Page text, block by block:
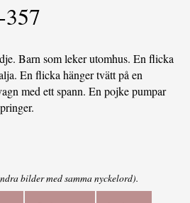
Barn som leker utomhus. En flicka
En flicka hänger tvätt på en
med ett spann. En pojke pumpar
bilder med samma nyckelord).